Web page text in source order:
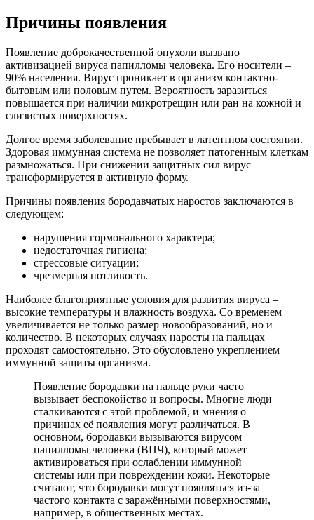
Причины появления
Появление доброкачественной опухоли вызвано
активизацией вируса папилломы человека. Его носители –
90% населения. Вирус проникает в организм контактно-
бытовым или половым путем. Вероятность заразиться
повышается при наличии микротрещин или ран на кожной и
слизистых поверхностях.
Долгое время заболевание пребывает в латентном состоянии.
Здоровая иммунная система не позволяет патогенным клеткам
размножаться. При снижении защитных сил вирус
трансформируется в активную форму.
Причины появления бородавчатых наростов заключаются в
следующем:
нарушения гормонального характера;
недостаточная гигиена;
стрессовые ситуации;
чрезмерная потливость.
Наиболее благоприятные условия для развития вируса –
высокие температуры и влажность воздуха. Со временем
увеличивается не только размер новообразований, но и
количество. В некоторых случаях наросты на пальцах
проходят самостоятельно. Это обусловлено укреплением
иммунной защиты организма.
Появление бородавки на пальце руки часто
вызывает беспокойство и вопросы. Многие люди
сталкиваются с этой проблемой, и мнения о
причинах её появления могут различаться. В
основном, бородавки вызываются вирусом
папилломы человека (ВПЧ), который может
активироваться при ослаблении иммунной
системы или при повреждении кожи. Некоторые
считают, что бородавки могут появляться из-за
частого контакта с заражёнными поверхностями,
например, в общественных местах.